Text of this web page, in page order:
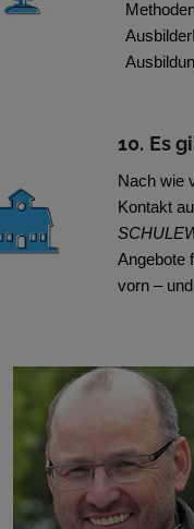
10. Es
Nach wie
Kontakt
Angebote
vorn –